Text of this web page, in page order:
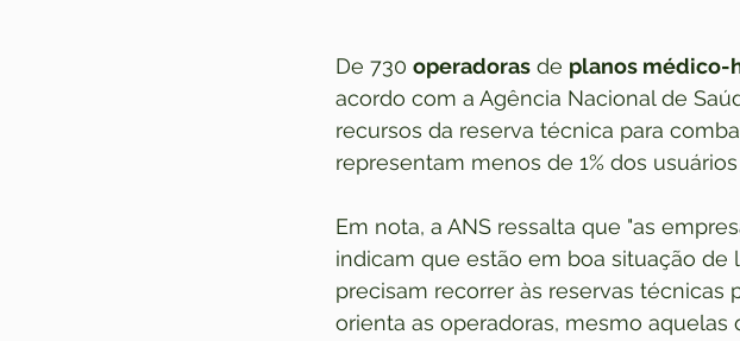
De 730 operadoras de planos médico-
acordo com a Agência Nacional de
recursos da reserva técnica para
representam menos de 1% dos
Em nota, a ANS ressalta que "as
indicam que estão em boa situação de
precisam recorrer às reservas técnicas
orienta as operadoras, mesmo